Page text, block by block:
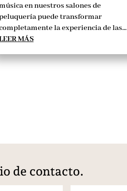
en nuestros salones de
puede transformar
la experiencia de las...
MÁS
de contacto.